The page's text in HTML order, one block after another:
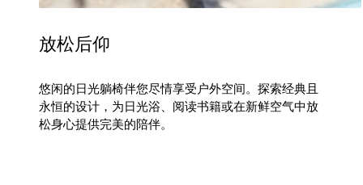
放松后仰
悠闲的日光躺椅伴您尽情享受户外空间。探索经典且
永恒的设计，为日光浴、阅读书籍或在新鲜空气中放
松身心提供完美的陪伴。